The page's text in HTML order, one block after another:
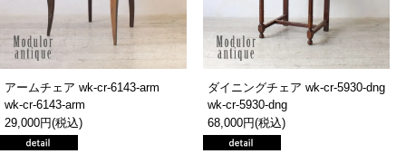
アームチェア wk-cr-6143-arm
wk-cr-6143-arm
29,000円(税込)
ダイニングチェア wk-cr-5930-dng
wk-cr-5930-dng
68,000円(税込)